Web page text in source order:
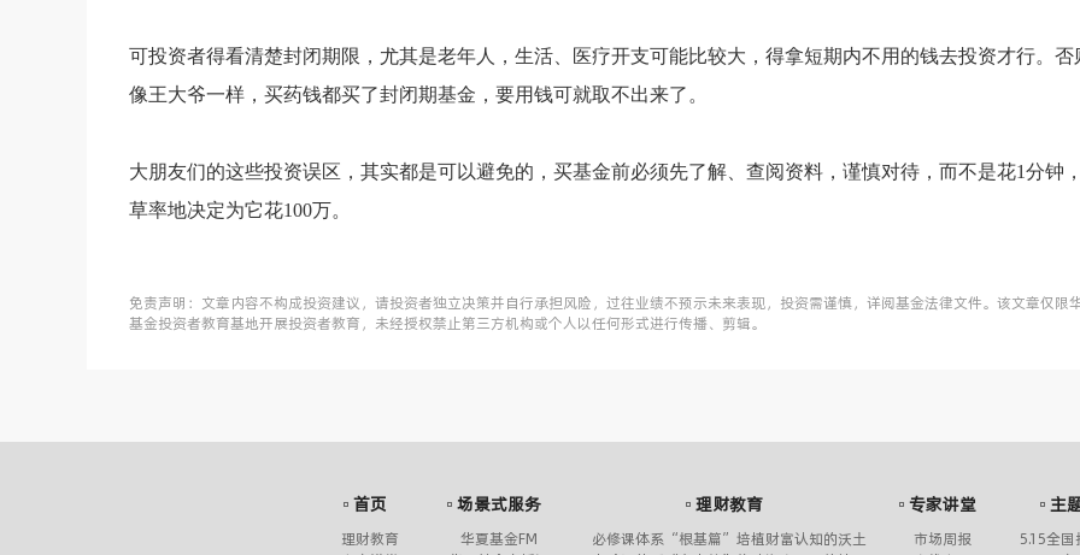
可投资者得看清楚封闭期限，尤其是老年人，生活、医疗开支可能比较大，得拿短期内不用的钱去投资才行。否
像王大爷一样，买药钱都买了封闭期基金，要用钱可就取不出来了。
大朋友们的这些投资误区，其实都是可以避免的，买基金前必须先了解、查阅资料，谨慎对待，而不是花1分钟
草率地决定为它花100万。
免责声明：文章内容不构成投资建议，请投资者独立决策并自行承担风险，过往业绩不预示未来表现，投资需谨慎，详阅基金法律文件。该文章仅限
基金投资者教育基地开展投资者教育，未经授权禁止第三方机构或个人以任何形式进行传播、剪辑。
首页
理财教育
场景式服务
华夏基金FM
理财教育
必修课体系“根基篇”培植财富认知的沃土
专家讲堂
市场周报
主
5.15全